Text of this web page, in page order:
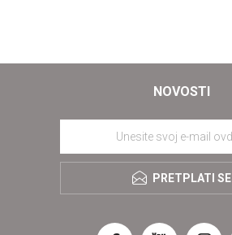
NOVOSTI
PRETPLATI SE